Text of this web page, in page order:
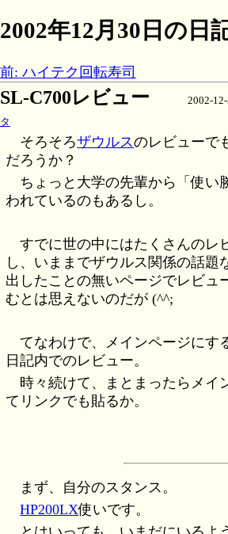
2002年12月30日の日
前: ハイテク回転寿司
SL-C700レビュー 2002-
タ
そろそろザウルスのレビューで
だろうか？
ちょっと大学の先輩から「使い
われているのもあるし。
すでに世の中にはたくさんのレ
し、いままでザウルス関係の話題
出したことの無いページでレビュ
むとは思えないのだが (^^;
てなわけで、メインページにす
日記内でのレビュー。
時々続けて、まとまったらメイ
てリンクでも貼るか。
まず、自分のスタンス。
HP200LX使いです。